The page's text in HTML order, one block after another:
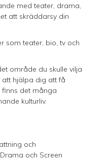
med teater, drama,
att skräddarsy din
som teater, bio, tv och
område du skulle vilja
att hjälpa dig att få
det många
kulturliv.
och
och Screen